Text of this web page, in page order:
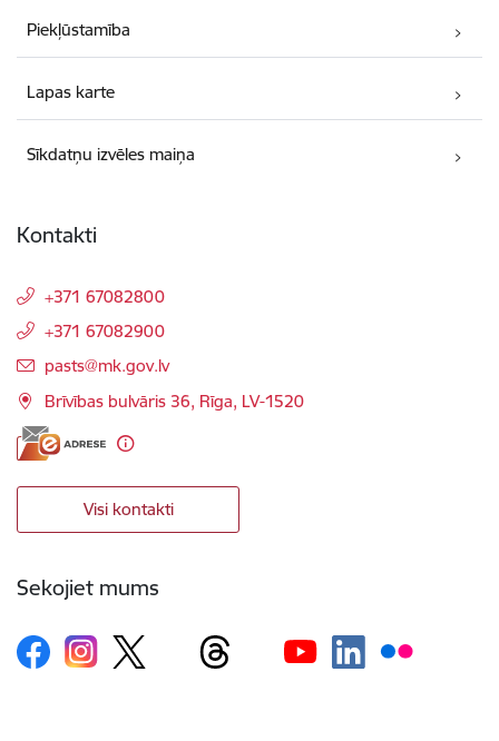
Piekļūstamība
Lapas karte
Sīkdatņu izvēles maiņa
Kontakti
+371 67082800
+371 67082900
E-pasts:
pasts@mk.gov.lv
Brīvības bulvāris 36, Rīga, LV-1520
Visi kontakti
Sekojiet mums